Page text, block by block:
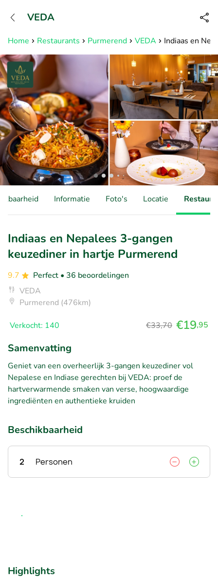
Bereikbaar tot 23:00 uur
Home Restaurants Purmerend VEDA Indiaas en
VEDA
Informatie Foto's Locatie
Indiaas en Nepalees 3-gangen
keuzediner in hartje Purmerend
9.7 Perfect • 36 beoordelingen
VEDA
Purmerend (476km)
Verkocht: 140 €33,70 €19,95
Samenvatting
Geniet van een overheerlijk 3-gangen keuzediner vol
Nepalese en Indiase gerechten bij VEDA: proef de
hartverwarmende smaken van verse, hoogwaardige
ingrediënten en authentieke kruiden
Beschikbaarheid
2 Personen
Highlights